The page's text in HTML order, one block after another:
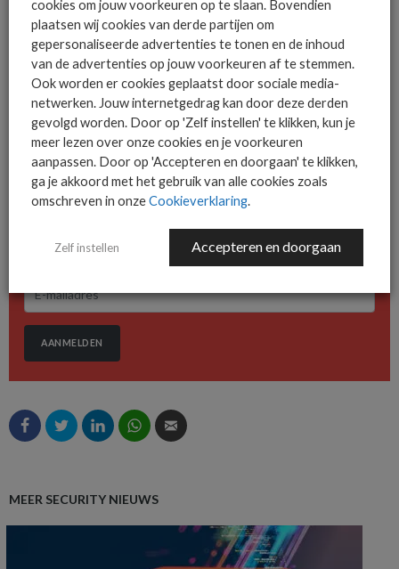
medewerkers.
De ICT-wereld is snel. Mis
niets.
Het allerlaatste ICT nieuws in jouw
mailbox
AANMELDEN
MEER SECURITY NIEUWS
cookies om jouw voorkeuren op te slaan. Bovendien
plaatsen wij cookies van derde partijen om
gepersonaliseerde advertenties te tonen en de inhoud
van de advertenties op jouw voorkeuren af te stemmen.
Ook worden er cookies geplaatst door sociale media-
netwerken. Jouw internetgedrag kan door deze derden
gevolgd worden. Door op 'Zelf instellen' te klikken, kun je
meer lezen over onze cookies en je voorkeuren
aanpassen. Door op 'Accepteren en doorgaan' te klikken,
ga je akkoord met het gebruik van alle cookies zoals
omschreven in onzeCookieverklaring.
Zelf instellen Accepteren en doorgaan